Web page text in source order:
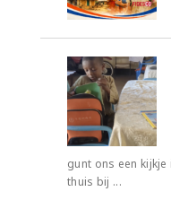
gunt ons een
thuis bij ...